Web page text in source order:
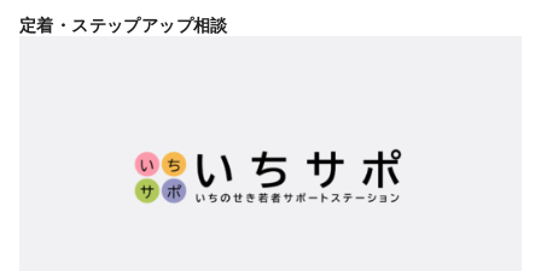
定着・ステップアップ相談